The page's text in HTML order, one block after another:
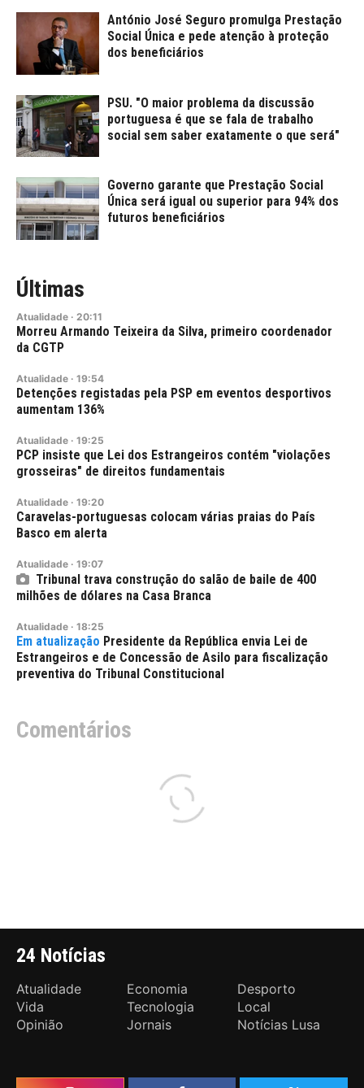
António José Seguro promulga Prestação
Social Única e pede atenção à proteção
dos beneficiários
PSU. "O maior problema da discussão
portuguesa é que se fala de trabalho
social sem saber exatamente o que será"
Governo garante que Prestação Social
Única será igual ou superior para 94% dos
futuros beneficiários
Últimas
Atualidade · 20:11
Morreu Armando Teixeira da Silva, primeiro coordenador
da CGTP
Atualidade · 19:54
Detenções registadas pela PSP em eventos desportivos
aumentam 136%
Atualidade · 19:25
PCP insiste que Lei dos Estrangeiros contém "violações
grosseiras" de direitos fundamentais
Atualidade · 19:20
Caravelas-portuguesas colocam várias praias do País
Basco em alerta
Atualidade · 19:07
Tribunal trava construção do salão de baile de 400
milhões de dólares na Casa Branca
Atualidade · 18:25
Presidente da República envia Lei de
Estrangeiros e de Concessão de Asilo para fiscalização
preventiva do Tribunal Constitucional
Comentários
24 Notícias
Atualidade Economia
Desporto
Vida
Tecnologia
Local
Opinião
Jornais Notícias Lusa